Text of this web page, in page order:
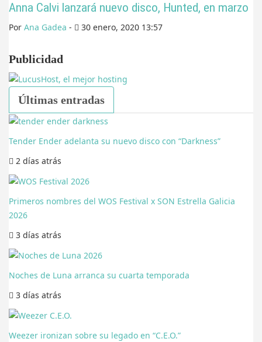
Anna Calvi lanzará nuevo disco, Hunted, en marzo
Por Ana Gadea - 30 enero, 2020 13:57
Publicidad
Últimas entradas
Tender Ender adelanta su nuevo disco con “Darkness”
2 días atrás
Primeros nombres del WOS Festival x SON Estrella Galicia
2026
3 días atrás
Noches de Luna arranca su cuarta temporada
3 días atrás
Weezer ironizan sobre su legado en “C.E.O.”